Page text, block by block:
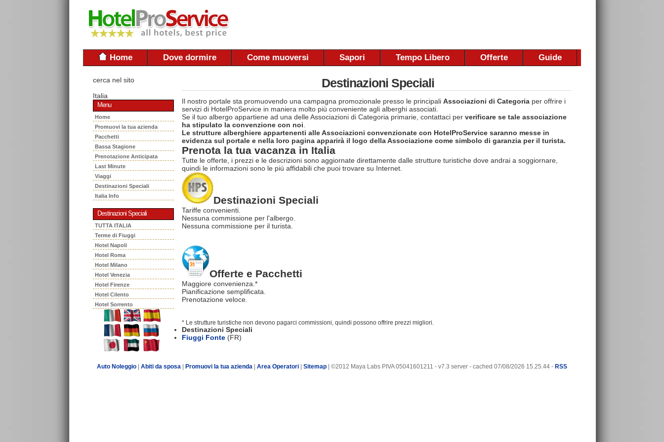
Home Dove dormire Come muoversi Sapori Tempo Libero Offerte Guide
cerca nel sito
Italia
Menu
Home
Promuovi la tua azienda
Pacchetti
Bassa Stagione
Prenotazione Anticipata
Last Minute
Viaggi
Destinazioni Speciali
Italia Info
Destinazioni Speciali
TUTTA ITALIA
Terme di Fiuggi
Hotel Napoli
Hotel Roma
Hotel Milano
Hotel Venezia
Hotel Firenze
Hotel Cilento
Hotel Sorrento
Destinazioni Speciali
Il nostro portale sta promuovendo una campagna promozionale presso le principali Associazioni di Categoria per offrire i
servizi di HotelProService in maniera molto più conveniente agli alberghi associati.
Se il tuo albergo appartiene ad una delle Associazioni di Categoria primarie, contattaci per verificare se tale associazione
ha stipulato la convenzione con noi
Le strutture alberghiere appartenenti alle Associazioni convenzionate con HotelProService saranno messe in
evidenza sul portale e nella loro pagina apparirà il logo della Associazione come simbolo di garanzia per il turista.
Prenota la tua vacanza in Italia
Tutte le offerte, i prezzi e le descrizioni sono aggiornate direttamente dalle strutture turistiche dove andrai a soggiornare,
quindi le informazioni sono le piú affidabili che puoi trovare su Internet.
Destinazioni Speciali
Tariffe convenienti.
Nessuna commissione per l'albergo.
Nessuna commissione per il turista.
Offerte e Pacchetti
Maggiore convenienza.*
Pianificazione semplificata.
Prenotazione veloce.
* Le strutture turistiche non devono pagarci commissioni, quindi possono offrire prezzi migliori.
Destinazioni Speciali
Fiuggi Fonte (FR)
Auto Noleggio Abiti da sposa Promuovi la tua azienda Area Operatori Sitemap | ©2012 Maya Labs PIVA 05041601211 - v7.3 server - cached 07/08/2026 15.25.44 - RSS